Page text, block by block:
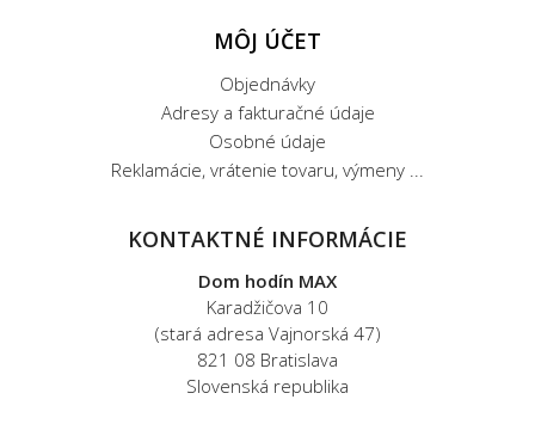
MÔJ ÚČET
Objednávky
Adresy a fakturačné údaje
Osobné údaje
Reklamácie, vrátenie tovaru, výmeny ...
KONTAKTNÉ INFORMÁCIE
Dom hodín MAX
Karadžičova 10
(stará adresa Vajnorská 47)
821 08 Bratislava
Slovenská republika